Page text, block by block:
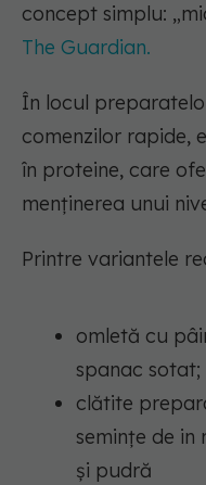
concept simplu:
The Guardian.
În locul
comenzilor rapide,
în proteine, care
menținerea unui
Printre variantele
omletă cu
spanac sotat;
clătite
semințe de in
și pudră